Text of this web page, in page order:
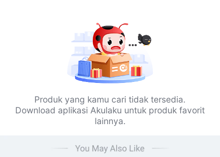
Produk yang kamu cari tidak tersedia.
Download aplikasi Akulaku untuk produk favorit
lainnya.